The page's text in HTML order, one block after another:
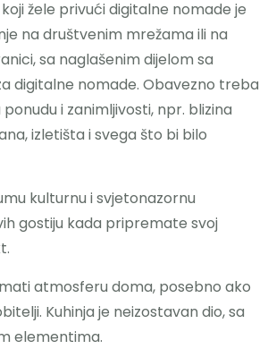
žele privući digitalne nomade je
na društvenim mrežama ili na
sa naglašenim dijelom sa
digitalne nomade. Obavezno treba
i zanimljivosti, npr. blizina
izletišta i svega što bi bilo
kulturnu i svjetonazornu
gostiju kada pripremate svoj
atmosferu doma, posebno ako
Kuhinja je neizostavan dio, sa
elementima.